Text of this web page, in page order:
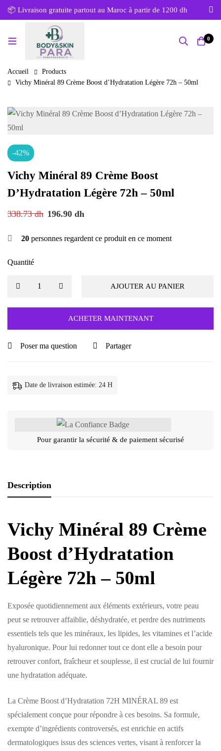
📦 Livraison gratuite partout au Maroc à partir de 1200 dh
0
Accueil
Products
Vichy Minéral 89 Crème Boost d’Hydratation Légère 72h – 50ml
-42%
Vichy Minéral 89 Crème Boost
D’Hydratation Légère 72h – 50ml
338.73dh 196.90 dh
20 personnes regardent ce produit en ce moment
Quantité
AJOUTER AU PANIER
ACHETER MAINTENANT
Poser ma question Partager
Date de livraison estimée: 24 H
Pour garantir la sécurité & de paiement sécurisé
Description
Vichy Minéral 89 Crème
Boost d’Hydratation
Légère 72h – 50ml
Exposée quotidiennement aux éléments extérieurs, votre peau
peut se retrouver affaiblie, déshydratée, et perdre des nutriments
essentiels tels que les minéraux, les lipides, les vitamines et l’acide
hyaluronique. Pour lui redonner tout ce dont elle a besoin pour
retrouver confort, fraîcheur et souplesse, il est crucial de lui fournir
une hydratation adéquate.
La Crème Boost d’Hydratation 72H MINÉRAL 89 est
spécialement conçue pour répondre à ces besoins. Sa formule,
exempte d’ingrédients controversés, est enrichie en actifs
dermatologiques issus des sciences vertes, visant à renforcer la